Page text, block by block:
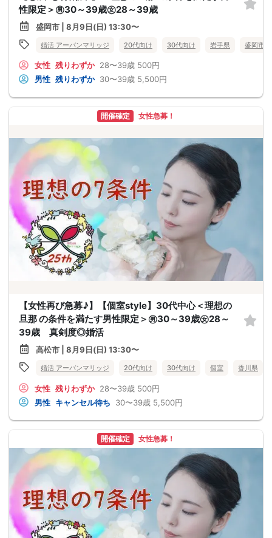
性限定＞㊚30～39歳㊛28～39歳
盛岡市 | 8月9日(日) 13:30〜
婚活 アーバンマリッジ 20代向け 30代向け 岩手県 盛岡市
女性 残りわずか 28〜39歳 500円
男性 残りわずか 30〜39歳 5,500円
開催確定 女性急募！
【女性再び急募♪】【個室style】30代中心＜理想の
旦那 の条件を満たす男性限定＞㊚30～39歳㊛28～
39歳 真剣度◎婚活
高松市 | 8月9日(日) 13:30〜
婚活 アーバンマリッジ 20代向け 30代向け 個室 香川県
女性 残りわずか 28〜39歳 500円
男性 キャンセル待ち 30〜39歳 5,500円
開催確定 女性急募！